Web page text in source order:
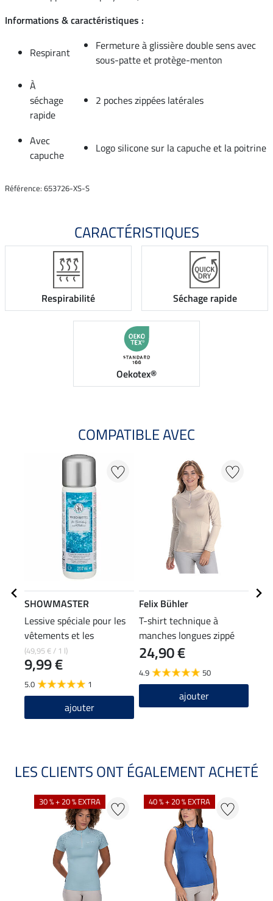
Informations & caractéristiques :
Respirant
Fermeture à glissière double sens avec
sous-patte et protège-menton
À
séchage
rapide
2 poches zippées latérales
Avec
capuche
Logo silicone sur la capuche et la poitrine
Référence: 653726-XS-S
CARACTÉRISTIQUES
Respirabilité Séchage rapide
Oekotex®
COMPATIBLE AVEC
SHOWMASTER
Lessive spéciale pour les
vêtements et les
pantalons d'équitation
(49,95 € / 1 l)
9,99 €
5.0 1
ajouter
Felix Bühler
T-shirt technique à
manches longues zippé
Sofie
24,90 €
4.9 50
ajouter
LES CLIENTS ONT ÉGALEMENT ACHETÉ
30 % + 20 % EXTRA 40 % + 20 % EXTRA